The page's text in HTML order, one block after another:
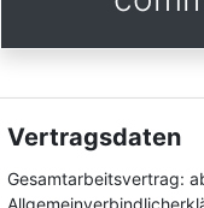
Vertragsdaten
Gesamtarbeitsvertrag: